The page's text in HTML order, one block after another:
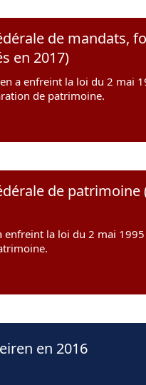
de mandats,
en 2017)
a enfreint la loi du 2 mai
de patrimoine.
de patrimoine
la loi du 2 mai
en 2016